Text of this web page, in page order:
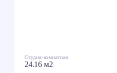
Студия-комнатная
24.16 м2